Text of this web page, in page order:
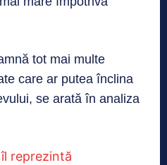
tot mai multe
care ar putea înclina
se arată în analiza
reprezintă